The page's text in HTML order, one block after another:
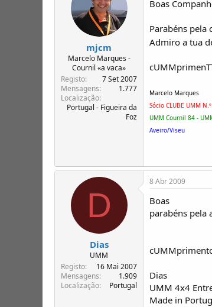
mjcm
Marcelo Marques -
Cournil «a vaca»
Registo
7 Set 2007
Mensagens
1.777
Localização
Portugal - Figueira da
Foz
Boas
Parabéns pela
Admiro a tua
Marcelo Marques
Sócio CLUBE UMM
UMM Cournil 84 -
Aveiro/Viseu
D
Dias
UMM
Registo
16 Mai 2007
Mensagens
1.909
Localização
Portugal
8 Abr 2009
Boas
parabéns pela
Dias
UMM 4x4
Made in